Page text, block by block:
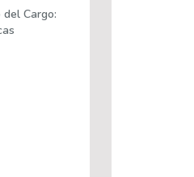
Cargo: